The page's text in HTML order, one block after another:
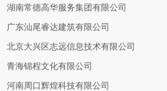
湖南常德高华服务集团有限公司
广东汕尾睿达建筑有限公司
北京大兴区志远信息技术有限公司
青海锦程文化有限公司
河南周口辉煌科技有限公司